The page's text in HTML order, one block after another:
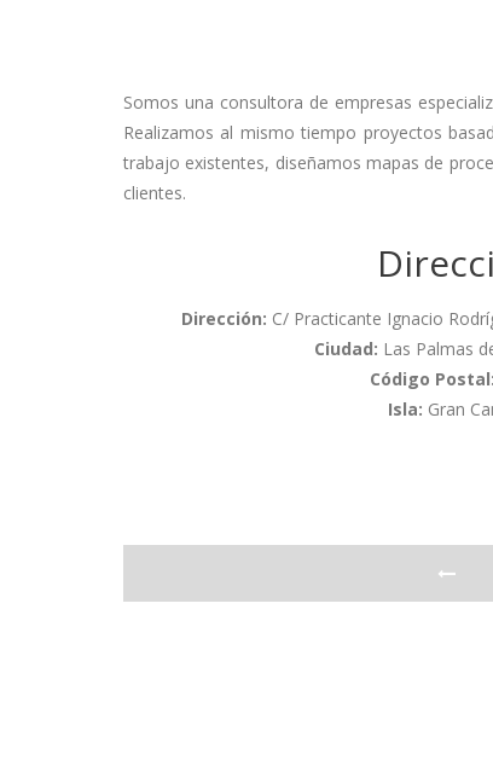
Somos una consultora de empresas
Realizamos al mismo tiempo proyectos
trabajo existentes, diseñamos mapas de
clientes.
Dirección: C/ Practicante Ignacio
Ciudad: Las Palmas
Código Postal:
Isla: Gran